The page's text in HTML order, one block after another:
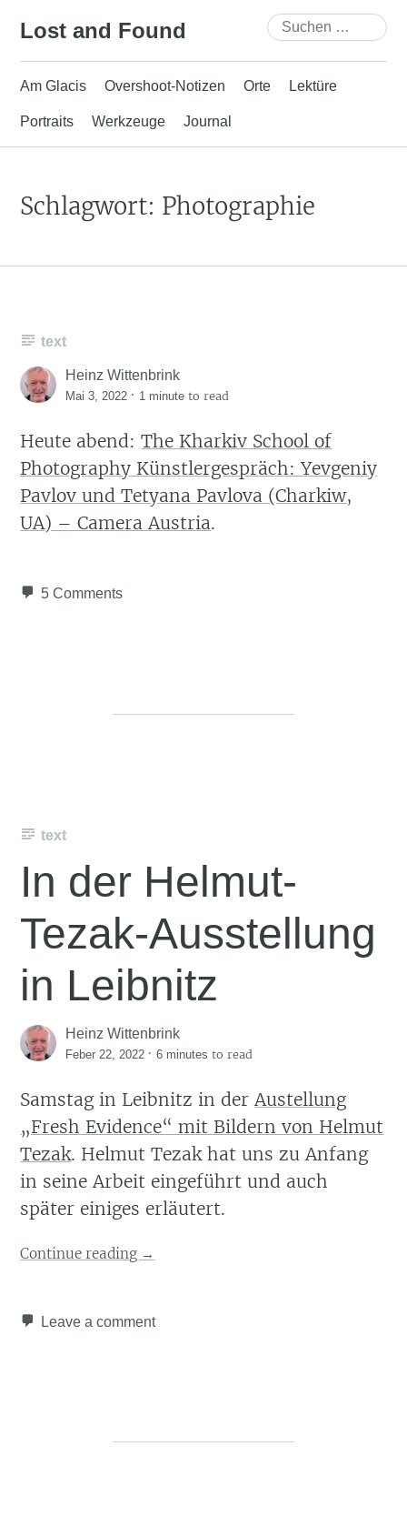
Lost and Found
Suchen
nach:
Am Glacis Overshoot-Notizen Orte Lektüre
Portraits Werkzeuge Journal
Schlagwort: Photographie
text
Heinz Wittenbrink
Mai 3, 2022 · 1 minute to read
Heute abend:The Kharkiv School of
Photography Künstlergespräch: Yevgeniy
Pavlov und Tetyana Pavlova (Charkiw,
UA) – Camera Austria.
5 Comments
text
In der Helmut-
Tezak-Ausstellung
in Leibnitz
Heinz Wittenbrink
Feber 22, 2022 ·6 minutes to read
Samstag in Leibnitz in derAustellung
„Fresh Evidence“ mit Bildern von Helmut
Tezak. Helmut Tezak hat uns zu Anfang
in seine Arbeit eingeführt und auch
später einiges erläutert.
Continue reading →
Leave a comment